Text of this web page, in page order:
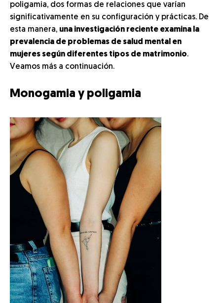
poligamia, dos formas de relaciones que varían
significativamente en su configuración y prácticas. De
esta manera, una investigación reciente examina la
prevalencia de problemas de salud mental en
mujeres según diferentes tipos de matrimonio.
Veamos más a continuación.
Monogamia y poligamia